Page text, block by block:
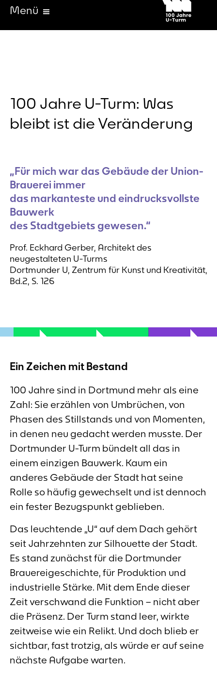
Menü
100 Jahre U-Turm: Was
bleibt ist die Veränderung
„Für mich war das Gebäude der Union-
Brauerei immer
das markanteste und eindrucksvollste
Bauwerk
des Stadtgebiets gewesen.“
Prof. Eckhard Gerber, Architekt des
neugestalteten U-Turms
Dortmunder U, Zentrum für Kunst und Kreativität,
Bd.2, S. 126
Ein Zeichen mit Bestand
100 Jahre sind in Dortmund mehr als eine
Zahl: Sie erzählen von Umbrüchen, von
Phasen des Stillstands und von Momenten,
in denen neu gedacht werden musste. Der
Dortmunder U-Turm bündelt all das in
einem einzigen Bauwerk. Kaum ein
anderes Gebäude der Stadt hat seine
Rolle so häufig gewechselt und ist dennoch
ein fester Bezugspunkt geblieben.
Das leuchtende „U“ auf dem Dach gehört
seit Jahrzehnten zur Silhouette der Stadt.
Es stand zunächst für die Dortmunder
Brauereigeschichte, für Produktion und
industrielle Stärke. Mit dem Ende dieser
Zeit verschwand die Funktion – nicht aber
die Präsenz. Der Turm stand leer, wirkte
zeitweise wie ein Relikt. Und doch blieb er
sichtbar, fast trotzig, als würde er auf seine
nächste Aufgabe warten.